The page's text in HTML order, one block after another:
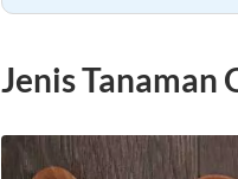
Jenis Tanaman